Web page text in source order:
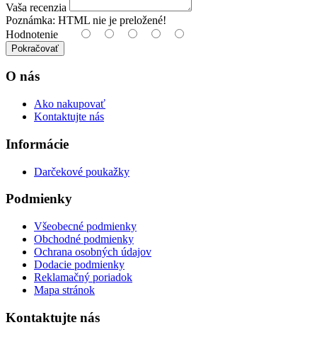
Vaša recenzia
Poznámka: HTML nie je preložené!
Hodnotenie
Pokračovať
O nás
Ako nakupovať
Kontaktujte nás
Informácie
Darčekové poukažky
Podmienky
Všeobecné podmienky
Obchodné podmienky
Ochrana osobných údajov
Dodacie podmienky
Reklamačný poriadok
Mapa stránok
Kontaktujte nás